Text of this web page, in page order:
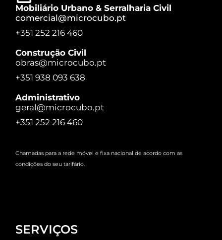
Mobiliário Urbano & Serralharia Civil
comercial@microcubo.pt
+351 252 216 460
Construção Civil
obras@microcubo.pt
+351 938 093 638
Administrativo
geral@microcubo.pt
+351 252 216 460
Chamadas para a rede móvel e fixa nacional de acordo com as
condições do seu tarifário.
SERVIÇOS